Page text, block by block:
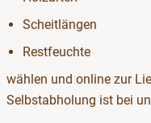
Scheitlängen
Restfeuchte
wählen und online zur
Selbstabholung ist bei